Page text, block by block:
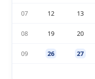
07 12 13
08 19 20
09 26 27